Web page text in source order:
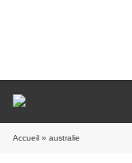
Accueil » australie